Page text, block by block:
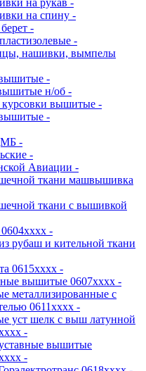
на рукав -
на спину -
-
-
нашивки, вымпелы
-
н/об -
вышитые -
-
-
-
Авиации -
ткани машвышивка
ткани с вышивкой
-
рубаш и кительной ткани
0615хххх -
вышитые 0607хххх -
металлизированные с
0611хххх -
уст шелк с выш латунной
-
вышитые
-